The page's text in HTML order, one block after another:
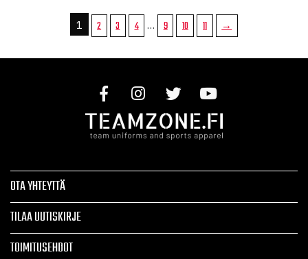
1 2 3 4 … 9 10 11 →
OTA YHTEYTTÄ
TILAA UUTISKIRJE
TOIMITUSEHDOT